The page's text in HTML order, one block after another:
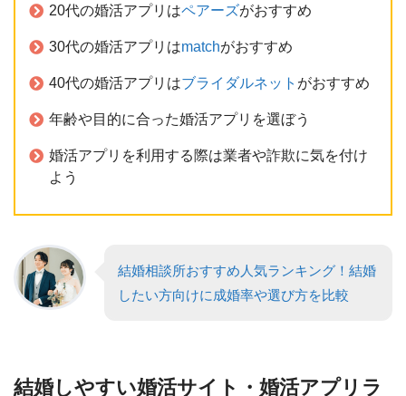
20代の婚活アプリはペアーズがおすすめ
30代の婚活アプリはmatchがおすすめ
40代の婚活アプリはブライダルネット がおすすめ
年齢や目的に合った婚活アプリを選ぼう
婚活アプリを利用する際は業者や詐欺に気を付け
よう
結婚相談所おすすめ人気ランキング！結婚
したい方向けに成婚率や選び方を比較
結婚しやすい婚活サイト・婚活アプリラ